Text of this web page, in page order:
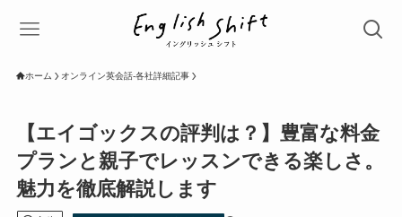
ホーム オンライン英会話-各社詳細記事
【エイゴックスの評判は？】豊富な料金
プランと親子でレッスンできる楽しさ。
魅力を徹底解説します